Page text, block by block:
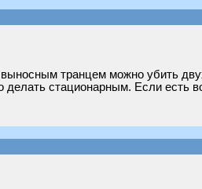
транцем можно убить
стационарным. Если есть